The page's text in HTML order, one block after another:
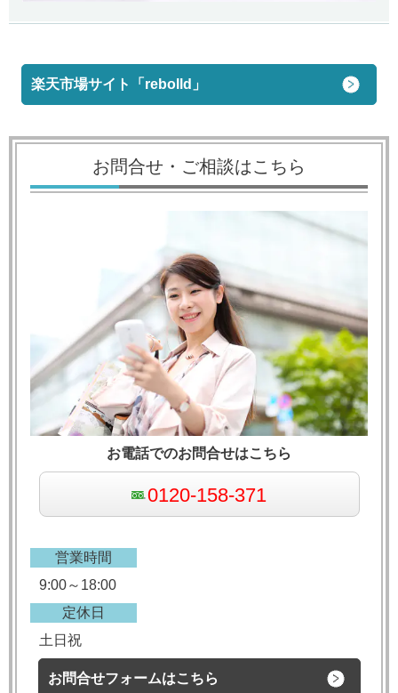
楽天市場サイト「rebolld」
お問合せ・ご相談はこちら
お電話でのお問合せはこちら
0120-158-371
営業時間
9:00～18:00
定休日
土日祝
お問合せフォームはこちら